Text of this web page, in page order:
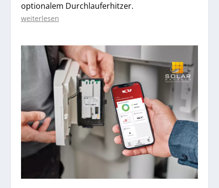
optionalem Durchlauferhitzer.
weiterlesen